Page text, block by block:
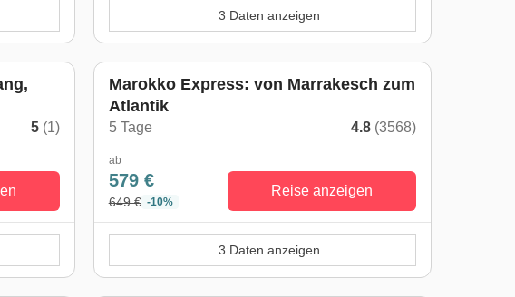
3 Daten anzeigen
5 (1)
Marokko Express: von Marrakesch zum
Atlantik
5 Tage 4.8 (3568)
ab
579 €
649 € -10%
Reise anzeigen
3 Daten anzeigen